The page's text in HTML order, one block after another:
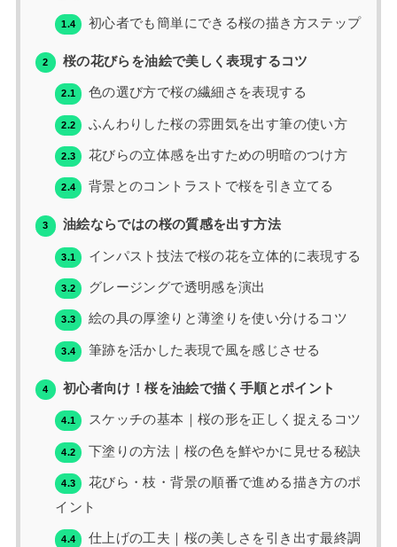
1.4 初心者でも簡単にできる桜の描き方ステップ
2 桜の花びらを油絵で美しく表現するコツ
2.1 色の選び方で桜の繊細さを表現する
2.2 ふんわりした桜の雰囲気を出す筆の使い方
2.3 花びらの立体感を出すための明暗のつけ方
2.4 背景とのコントラストで桜を引き立てる
3 油絵ならではの桜の質感を出す方法
3.1 インパスト技法で桜の花を立体的に表現する
3.2 グレージングで透明感を演出
3.3 絵の具の厚塗りと薄塗りを使い分けるコツ
3.4 筆跡を活かした表現で風を感じさせる
4 初心者向け！桜を油絵で描く手順とポイント
4.1 スケッチの基本｜桜の形を正しく捉えるコツ
4.2 下塗りの方法｜桜の色を鮮やかに見せる秘訣
4.3
花びら・枝・背景の順番で進める描き方のポ
イント
4.4
仕上げの工夫｜桜の美しさを引き出す最終調